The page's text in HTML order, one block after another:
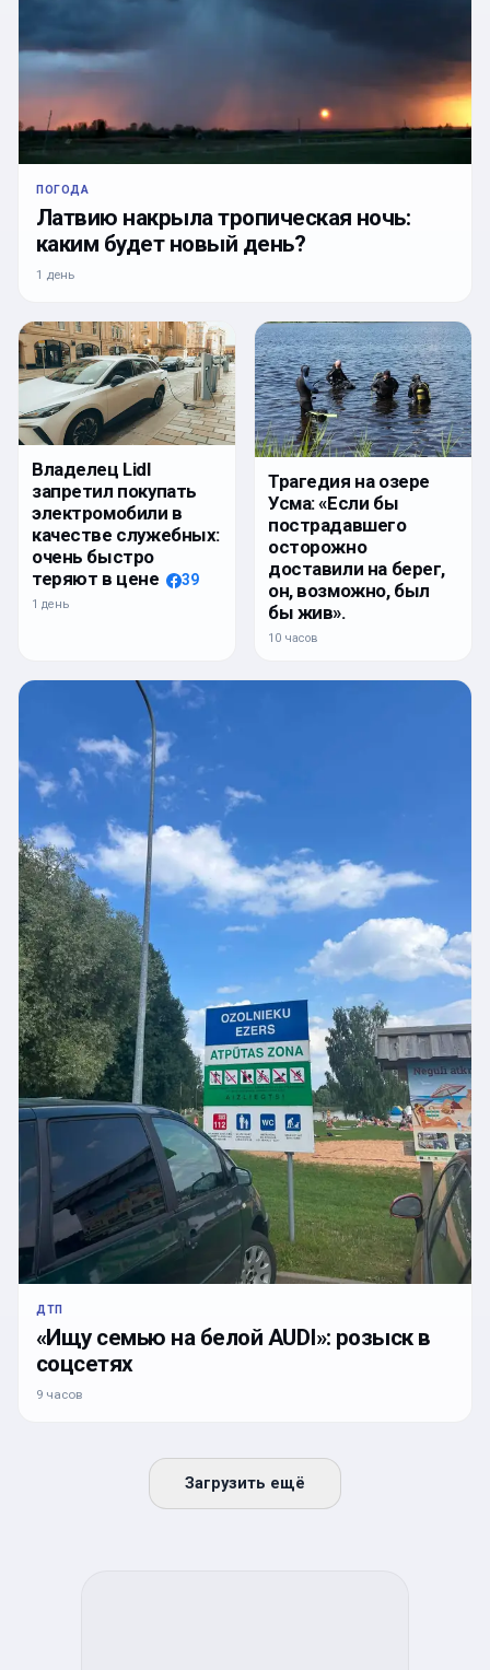
ПОГОДА
Латвию накрыла тропическая ночь:
каким будет новый день?
1 день
Владелец Lidl
запретил покупать
электромобили в
качестве служебных:
очень быстро
теряют в цене
39
1 день
Трагедия на озере
Усма: «Если бы
пострадавшего
осторожно
доставили на берег,
он, возможно, был
бы жив».
10 часов
ДТП
«Ищу семью на белой AUDI»: розыск в
соцсетях
9 часов
Загрузить ещё